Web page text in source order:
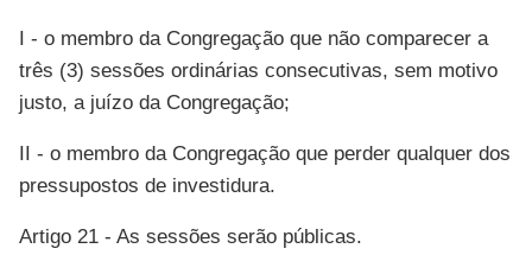
I - o membro da Congregação que não comparecer a
três (3) sessões ordinárias consecutivas, sem motivo
justo, a juízo da Congregação;
II - o membro da Congregação que perder qualquer dos
pressupostos de investidura.
Artigo 21 - As sessões serão públicas.